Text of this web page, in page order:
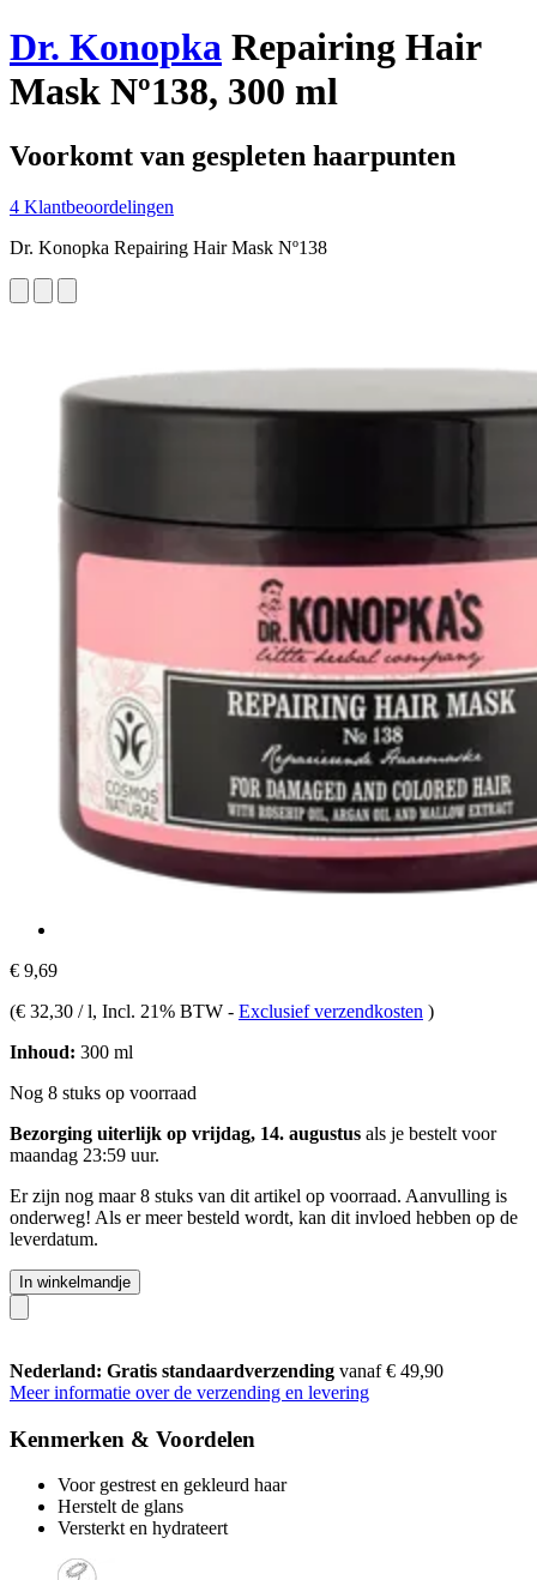
Dr. Konopka Repairing Hair
Mask Nº138, 300 ml
Voorkomt van gespleten haarpunten
4 Klantbeoordelingen
Dr. Konopka Repairing Hair Mask Nº138
€ 9,69
(€ 32,30 / l, Incl. 21% BTW - Exclusief verzendkosten )
Inhoud: 300 ml
Nog 8 stuks op voorraad
Bezorging uiterlijk op vrijdag, 14. augustus als je bestelt voor
maandag 23:59 uur.
Er zijn nog maar 8 stuks van dit artikel op voorraad. Aanvulling is
onderweg! Als er meer besteld wordt, kan dit invloed hebben op de
leverdatum.
In winkelmandje
Nederland: Gratis standaardverzending vanaf € 49,90
Meer informatie over de verzending en levering
Kenmerken & Voordelen
Voor gestrest en gekleurd haar
Herstelt de glans
Versterkt en hydrateert